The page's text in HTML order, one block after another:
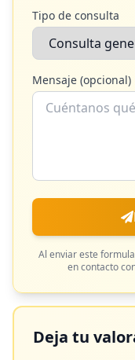
Tipo de consulta
Mensaje (opcional)
Al enviar este
en contacto
Deja tu